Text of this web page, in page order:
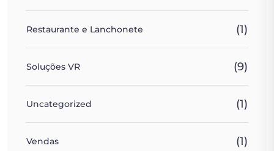
Restaurante e Lanchonete (1)
Soluções VR (9)
Uncategorized (1)
Vendas (1)